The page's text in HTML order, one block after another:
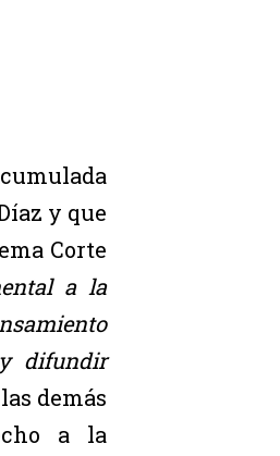
y que
Corte
a la
difundir
demás
a la